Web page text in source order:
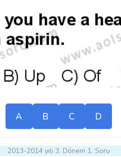
A B C D
2013-2014 yılı 3. Dönem 1. Soru